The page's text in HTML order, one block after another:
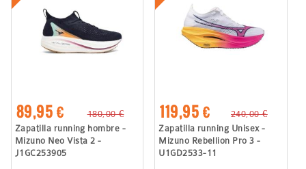
89,95 €
180,00 €
Zapatilla running hombre -
Mizuno Neo Vista 2 -
J1GC253905
119,95 €
240,00 €
Zapatilla running Unisex -
Mizuno Rebellion Pro 3 -
U1GD2533-11